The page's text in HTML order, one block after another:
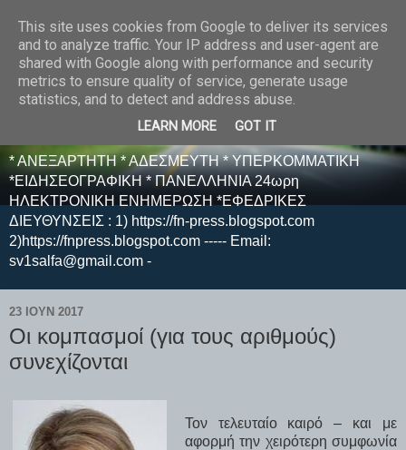
E F E N P R E S S -
ΗΛΕΚΤΡΟΝΙΚΗ
ΕΦΗΜΕΡΙΔΑ
* ΑΝΕΞΑΡΤΗΤΗ * ΑΔΕΣΜΕΥΤΗ * ΥΠΕΡΚΟΜΜΑΤΙΚΗ
*ΕΙΔΗΣΕΟΓΡΑΦΙΚΗ * ΠΑΝΕΛΛΗΝΙΑ 24ωρη
ΗΛΕΚΤΡΟΝΙΚΗ ΕΝΗΜΕΡΩΣΗ *ΕΦΕΔΡΙΚΕΣ
ΔΙΕΥΘΥΝΣΕΙΣ : 1) https://fn-press.blogspot.com
2)https://fnpress.blogspot.com ----- Email:
sv1salfa@gmail.com -
23 ΙΟΥΝ 2017
Οι κομπασμοί (για τους αριθμούς)
συνεχίζονται
Τον τελευταίο καιρό – και με
αφορμή την χειρότερη συμφωνία
This site uses cookies from Google to deliver its services
and to analyze traffic. Your IP address and user-agent are
shared with Google along with performance and security
metrics to ensure quality of service, generate usage
statistics, and to detect and address abuse.
LEARN MORE GOT IT